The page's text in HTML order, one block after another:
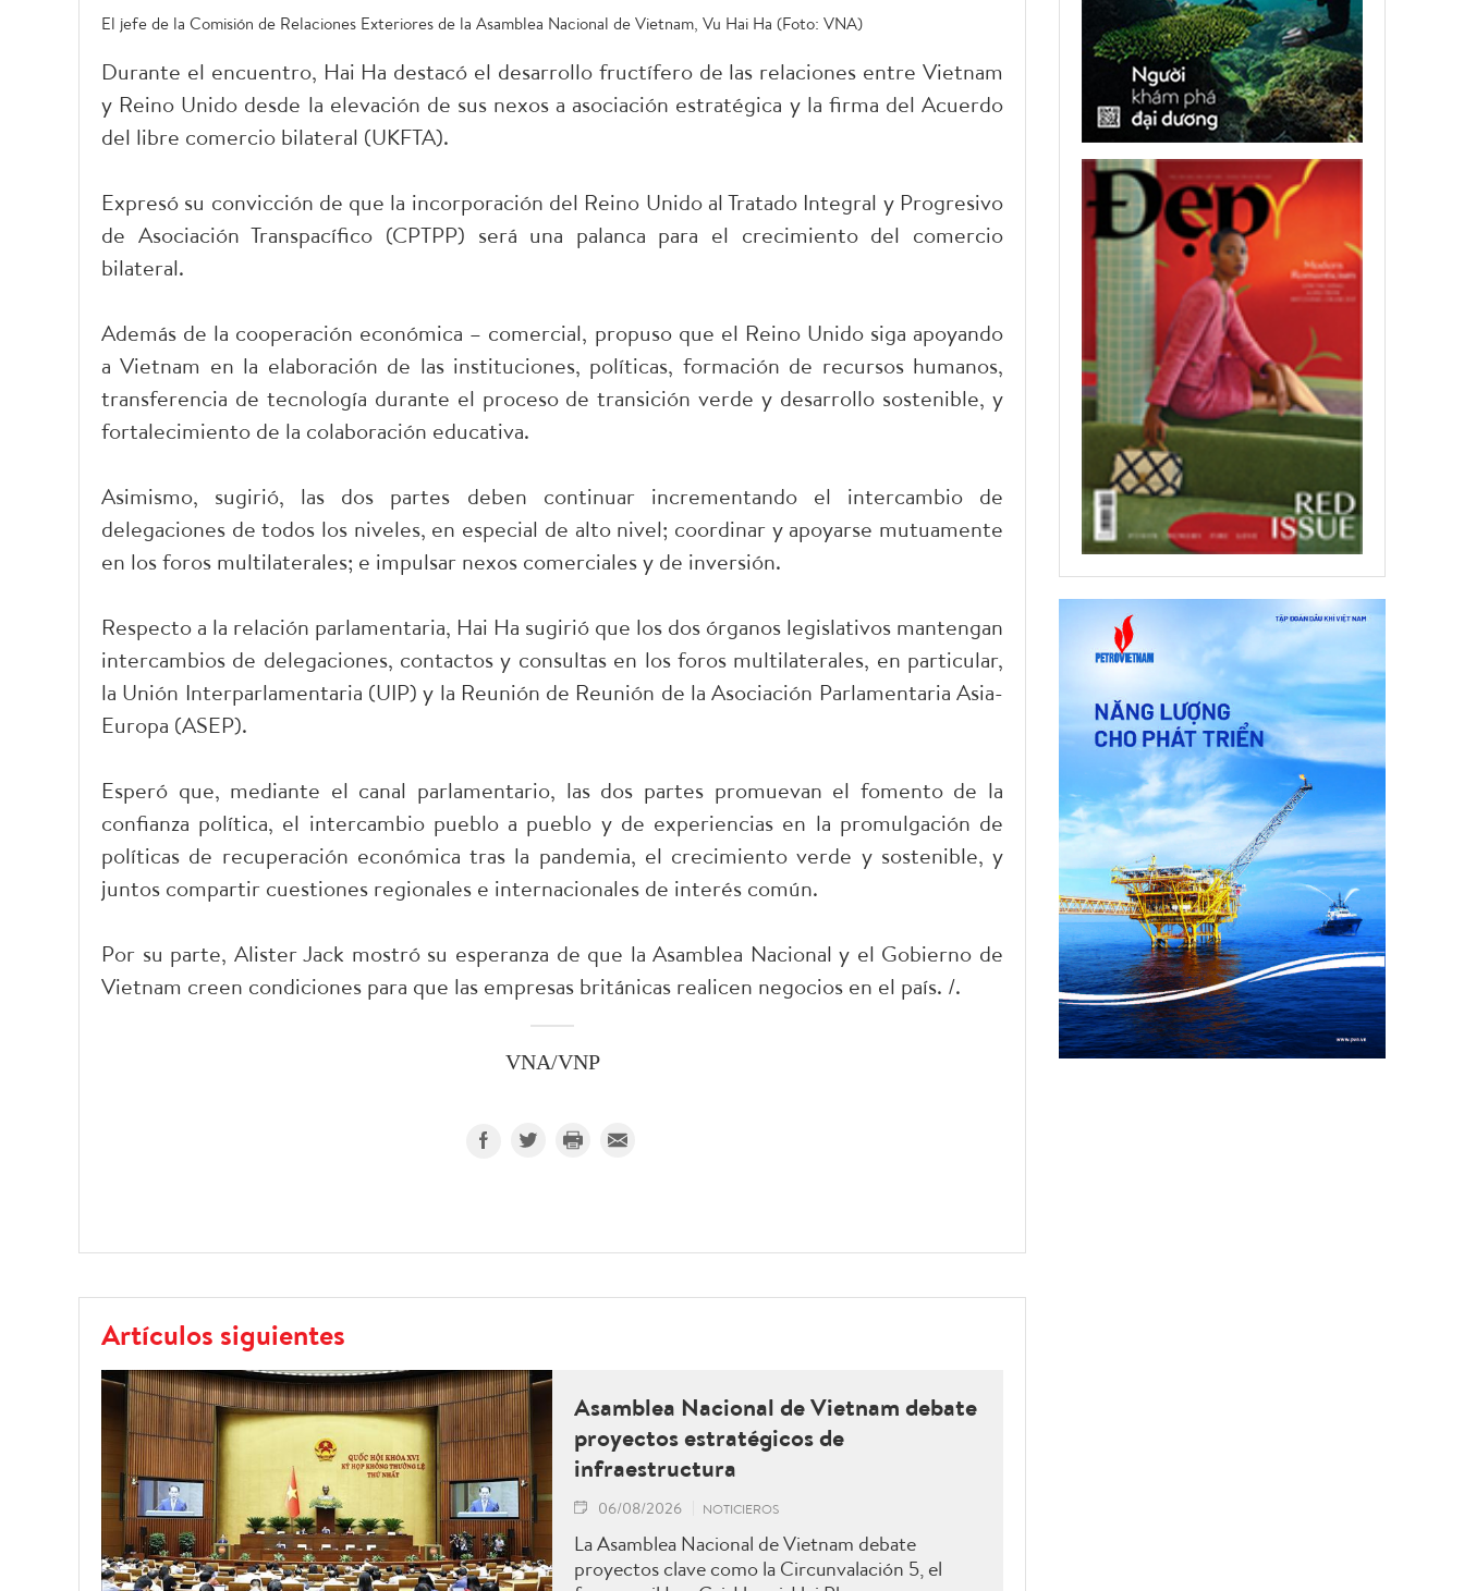
El jefe de la Comisión de Relaciones Exteriores de la Asamblea Nacional de Vietnam, Vu Hai Ha (Foto: VNA)
Durante el encuentro, Hai Ha destacó el desarrollo fructífero de las relaciones entre Vietnam
y Reino Unido desde la elevación de sus nexos a asociación estratégica y la firma del Acuerdo
del libre comercio bilateral (UKFTA).
Expresó su convicción de que la incorporación del Reino Unido al Tratado Integral y Progresivo
de Asociación Transpacífico (CPTPP) será una palanca para el crecimiento del comercio
bilateral.
Además de la cooperación económica – comercial, propuso que el Reino Unido siga apoyando
a Vietnam en la elaboración de las instituciones, políticas, formación de recursos humanos,
transferencia de tecnología durante el proceso de transición verde y desarrollo sostenible, y
fortalecimiento de la colaboración educativa.
Asimismo, sugirió, las dos partes deben continuar incrementando el intercambio de
delegaciones de todos los niveles, en especial de alto nivel; coordinar y apoyarse mutuamente
en los foros multilaterales; e impulsar nexos comerciales y de inversión.
Respecto a la relación parlamentaria, Hai Ha sugirió que los dos órganos legislativos mantengan
intercambios de delegaciones, contactos y consultas en los foros multilaterales, en particular,
la Unión Interparlamentaria (UIP) y la Reunión de Reunión de la Asociación Parlamentaria Asia-
Europa (ASEP).
Esperó que, mediante el canal parlamentario, las dos partes promuevan el fomento de la
confianza política, el intercambio pueblo a pueblo y de experiencias en la promulgación de
políticas de recuperación económica tras la pandemia, el crecimiento verde y sostenible, y
juntos compartir cuestiones regionales e internacionales de interés común.
Por su parte, Alister Jack mostró su esperanza de que la Asamblea Nacional y el Gobierno de
Vietnam creen condiciones para que las empresas británicas realicen negocios en el país. /.
VNA/VNP
Artículos siguientes
Asamblea Nacional de Vietnam debate
proyectos estratégicos de
infraestructura
06/08/2026 NOTICIEROS
La Asamblea Nacional de Vietnam debate
proyectos clave como la Circunvalación 5, el